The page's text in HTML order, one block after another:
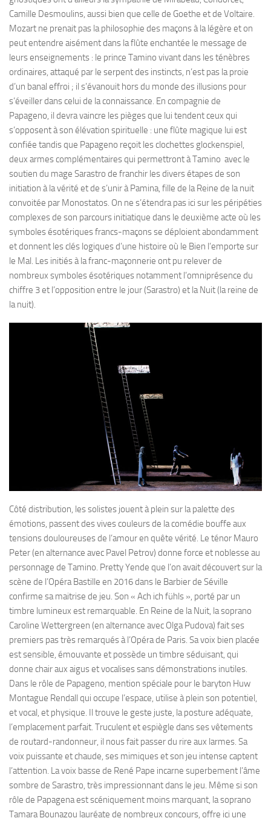
Camille Desmoulins, aussi bien que celle de Goethe et de Voltaire.
Mozart ne prenait pas la philosophie des maçons à la légère et on
peut entendre aisément dans la flûte enchantée le message de
leurs enseignements : le prince Tamino vivant dans les ténèbres
ordinaires, attaqué par le serpent des instincts, n’est pas la proie
d’un banal effroi ; il s’évanouit hors du monde des illusions pour
s’éveiller dans celui de la connaissance. En compagnie de
Papageno, il devra vaincre les pièges que lui tendent ceux qui
s’opposent à son élévation spirituelle : une flûte magique lui est
confiée tandis que Papageno reçoit les clochettes glockenspiel,
deux armes complémentaires qui permettront à Tamino avec le
soutien du mage Sarastro de franchir les divers étapes de son
initiation à la vérité et de s’unir à Pamina, fille de la Reine de la nuit
convoitée par Monostatos. On ne s’étendra pas ici sur les péripéties
complexes de son parcours initiatique dans le deuxième acte où les
symboles ésotériques francs-maçons se déploient abondamment
et donnent les clés logiques d’une histoire où le Bien l’emporte sur
le Mal. Les initiés à la franc-maçonnerie ont pu relever de
nombreux symboles ésotériques notamment l’omniprésence du
chiffre 3 et l’opposition entre le jour (Sarastro) et la Nuit (la reine de
la nuit).
Côté distribution, les solistes jouent à plein sur la palette des
émotions, passent des vives couleurs de la comédie bouffe aux
tensions douloureuses de l’amour en quête vérité. Le ténor Mauro
Peter (en alternance avec Pavel Petrov) donne force et noblesse au
personnage de Tamino. Pretty Yende que l’on avait découvert sur la
scène de l’Opéra Bastille en 2016 dans le Barbier de Séville
confirme sa maitrise de jeu. Son « Ach ich fühls », porté par un
timbre lumineux est remarquable. En Reine de la Nuit, la soprano
Caroline Wettergreen (en alternance avec Olga Pudova) fait ses
premiers pas très remarqués à l’Opéra de Paris. Sa voix bien placée
est sensible, émouvante et possède un timbre séduisant, qui
donne chair aux aigus et vocalises sans démonstrations inutiles.
Dans le rôle de Papageno, mention spéciale pour le baryton Huw
Montague Rendall qui occupe l’espace, utilise à plein son potentiel,
et vocal, et physique. Il trouve le geste juste, la posture adéquate,
l’emplacement parfait. Truculent et espiègle dans ses vêtements
de routard-randonneur, il nous fait passer du rire aux larmes. Sa
voix puissante et chaude, ses mimiques et son jeu intense captent
l’attention. La voix basse de René Pape incarne superbement l’âme
sombre de Sarastro, très impressionnant dans le jeu. Même si son
rôle de Papagena est scéniquement moins marquant, la soprano
Tamara Bounazou lauréate de nombreux concours, offre ici une